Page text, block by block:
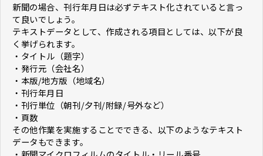
新聞の場合、刊行年月日は必ずテキスト化されていると言っ
て良いでしょう。
テキストデータとして、作成される項目としては、以下が良
く挙げられます。
・タイトル（題字）
・発行元（会社名）
・本版/地方版（地域名）
・刊行年月日
・刊行単位（朝刊/夕刊/附録/号外など）
・頁数
その他作業を実施することでできる、以下のようなテキスト
データもできます。